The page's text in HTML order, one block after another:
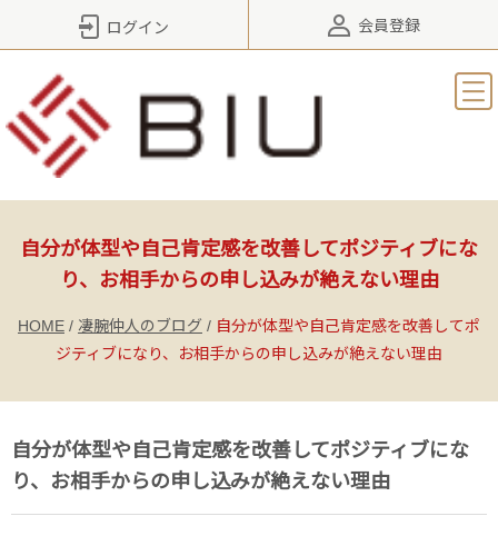
ログイン 会員登録
自分が体型や自己肯定感を改善してポジティブにな
り、お相手からの申し込みが絶えない理由
HOME / 凄腕仲人のブログ / 自分が体型や自己肯定感を改善してポ
ジティブになり、お相手からの申し込みが絶えない理由
自分が体型や自己肯定感を改善してポジティブにな
り、お相手からの申し込みが絶えない理由